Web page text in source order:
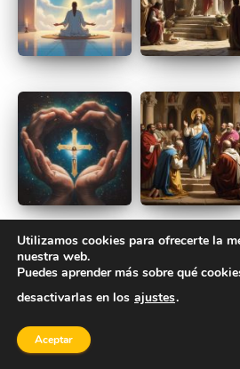
Utilizamos cookies para ofrecerte la
nuestra web.
Puedes aprender más sobre qué
desactivarlas en los ajustes.
Aceptar